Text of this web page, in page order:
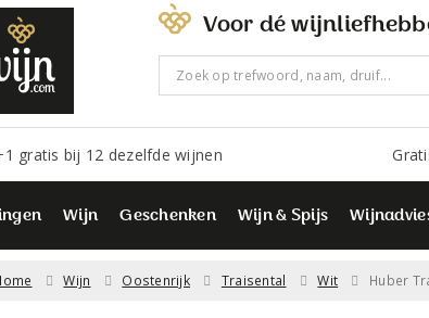
Voor dé
gratis bij 12 dezelfde wijnen
Wijn Geschenken Wijn & Spijs
Wijn Oostenrijk Traisental Wit Huber